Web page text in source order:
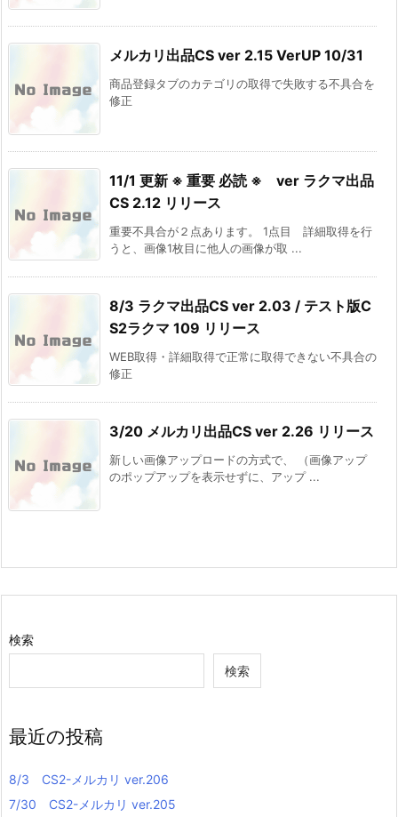
メルカリ出品CS ver 2.15 VerUP 10/31
商品登録タブのカテゴリの取得で失敗する不具合を
修正
11/1 更新 ※ 重要 必読 ※ ver ラクマ出品
CS 2.12 リリース
重要不具合が２点あります。 1点目 詳細取得を行
うと、画像1枚目に他人の画像が取 ...
8/3 ラクマ出品CS ver 2.03 / テスト版C
S2ラクマ 109 リリース
WEB取得・詳細取得で正常に取得できない不具合の
修正
3/20 メルカリ出品CS ver 2.26 リリース
新しい画像アップロードの方式で、 （画像アップ
のポップアップを表示せずに、アップ ...
検索
検索
最近の投稿
8/3 CS2-メルカリ ver.206
7/30 CS2-メルカリ ver.205